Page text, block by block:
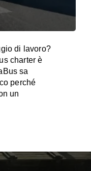
di lavoro?
charter è
sa
perché
un